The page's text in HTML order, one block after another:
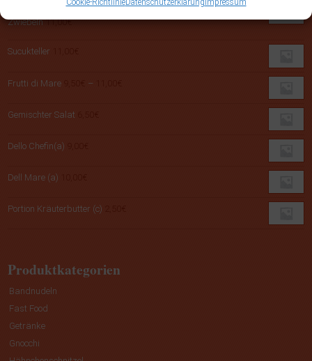
Cookie-RichtlinieDatenschutzerklärung Impressum
Schnitzel Spezial mit Champignons, Sauce Hollandaise,
Zwiebeln 11,00€
Sucukteller
Frutti di Mare –
Gemischter Salat
Dello Chefin(a)
Dell Mare (a)
Portion Kräuterbutter (c)
Produktkategorien
Bandnudeln
Fast Food
Getränke
Gnocchi